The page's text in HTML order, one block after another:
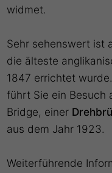
widmet.
Sehr sehenswert ist
die älteste
1847 errichtet
führt Sie ein Besuch
Bridge, einer
aus dem Jahr 1923.
Weiterführende